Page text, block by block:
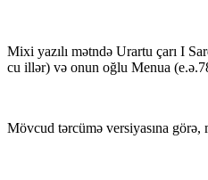
Mixi yazılı mətndə Urartu çarı I
cu illər) və onun oğlu Menua
Mövcud tərcümə versiyasına görə,